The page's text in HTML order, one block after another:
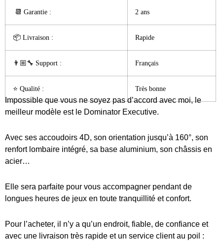
📆 Garantie :️ 2 ans
📦 Livraison : Rapide
👨🏼‍🔧 Support : Français
⭐️ Qualité : Très bonne
Impossible que vous ne soyez pas d’accord avec moi, le
meilleur modèle est le Dominator Executive.
Avec ses accoudoirs 4D, son orientation jusqu’à 160°, son
renfort lombaire intégré, sa base aluminium, son châssis en
acier…
Elle sera parfaite pour vous accompagner pendant de
longues heures de jeux en toute tranquillité et confort.
Pour l’acheter, il n’y a qu’un endroit, fiable, de confiance et
avec une livraison très rapide et un service client au poil :